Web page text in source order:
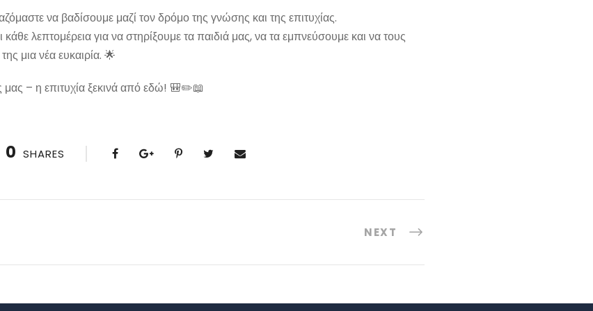
να βαδίσουμε μαζί τον δρόμο της γνώσης και της επιτυχίας.
κάθε λεπτομέρεια για να στηρίξουμε τα παιδιά μας, να τα εμπνεύσουμε και να τους
μια νέα ευκαιρία. 🌟
μας – η επιτυχία ξεκινά από εδώ! 🎒✏️📖
0 SHARES
NEXT